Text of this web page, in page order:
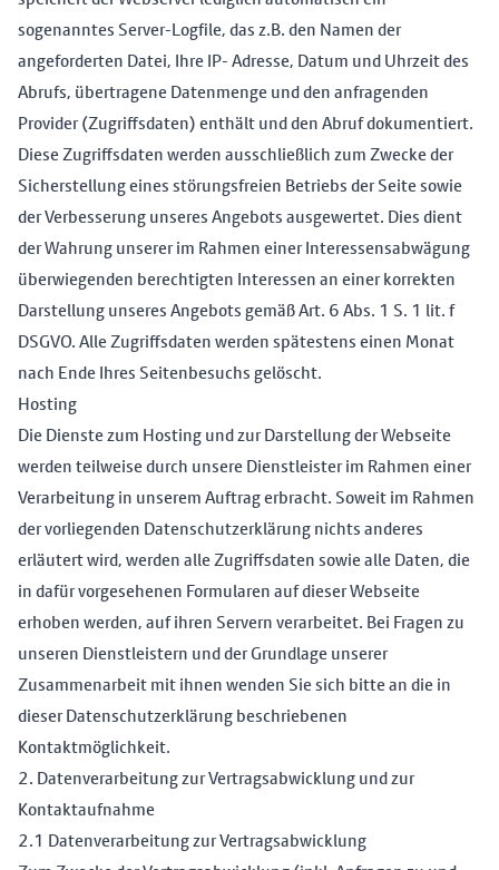
sogenanntes Server-Logfile, das z.B. den Namen der
angeforderten Datei, Ihre IP- Adresse, Datum und Uhrzeit des
Abrufs, übertragene Datenmenge und den anfragenden
Provider (Zugriffsdaten) enthält und den Abruf dokumentiert.
Diese Zugriffsdaten werden ausschließlich zum Zwecke der
Sicherstellung eines störungsfreien Betriebs der Seite sowie
der Verbesserung unseres Angebots ausgewertet. Dies dient
der Wahrung unserer im Rahmen einer Interessensabwägung
überwiegenden berechtigten Interessen an einer korrekten
Darstellung unseres Angebots gemäß Art. 6 Abs. 1 S. 1 lit. f
DSGVO. Alle Zugriffsdaten werden spätestens einen Monat
nach Ende Ihres Seitenbesuchs gelöscht.
Hosting
Die Dienste zum Hosting und zur Darstellung der Webseite
werden teilweise durch unsere Dienstleister im Rahmen einer
Verarbeitung in unserem Auftrag erbracht. Soweit im Rahmen
der vorliegenden Datenschutzerklärung nichts anderes
erläutert wird, werden alle Zugriffsdaten sowie alle Daten, die
in dafür vorgesehenen Formularen auf dieser Webseite
erhoben werden, auf ihren Servern verarbeitet. Bei Fragen zu
unseren Dienstleistern und der Grundlage unserer
Zusammenarbeit mit ihnen wenden Sie sich bitte an die in
dieser Datenschutzerklärung beschriebenen
Kontaktmöglichkeit.
2. Datenverarbeitung zur Vertragsabwicklung und zur
Kontaktaufnahme
2.1 Datenverarbeitung zur Vertragsabwicklung